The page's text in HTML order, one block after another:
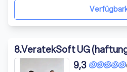
bis zu großen Produktione
8.VeratekSoft UG
9,3